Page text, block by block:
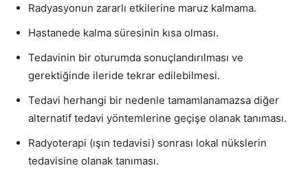
Radyasyonun zararlı etkilerine maruz kalmama.
Hastanede kalma süresinin kısa olması.
Tedavinin bir oturumda sonuçlandırılması ve
gerektiğinde ileride tekrar edilebilmesi.
Tedavi herhangi bir nedenle tamamlanamazsa diğer
alternatif tedavi yöntemlerine geçişe olanak tanıması.
Radyoterapi (ışın tedavisi) sonrası lokal nükslerin
tedavisine olanak tanıması.